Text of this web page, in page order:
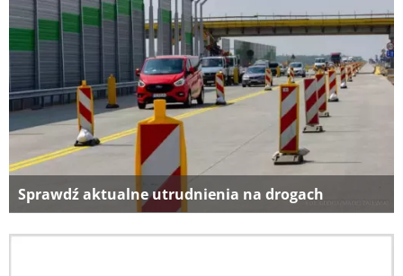
Sprawdź aktualne utrudnienia na drogach